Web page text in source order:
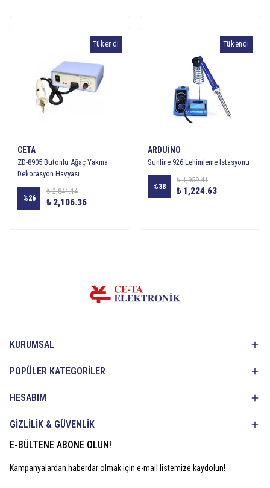
Tükendi
CETA
ZD-8905 Butonlu Ağaç Yakma
Dekorasyon Havyası
%26
₺ 2,841.14
₺ 2,106.36
Tükendi
ARDUINO
Sunline 926 Lehimleme Istasyonu
%38
₺ 1,959.41
₺ 1,224.63
KURUMSAL
POPÜLER KATEGORİLER
HESABIM
GİZLİLİK & GÜVENLİK
E-BÜLTENE ABONE OLUN!
Kampanyalardan haberdar olmak için e-mail listemize kaydolun!